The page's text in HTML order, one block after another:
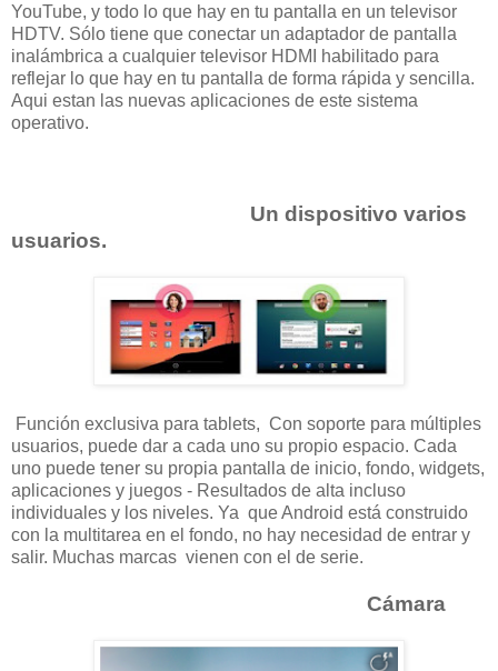
YouTube, y todo lo que hay en tu pantalla en un televisor
HDTV. Sólo tiene que conectar un adaptador de pantalla
inalámbrica a cualquier televisor HDMI habilitado para
reflejar lo que hay en tu pantalla de forma rápida y sencilla.
Aqui estan las nuevas aplicaciones de este sistema
operativo.
Un dispositivo varios
usuarios.
Función exclusiva para tablets, Con soporte para múltiples
usuarios, puede dar a cada uno su propio espacio. Cada
uno puede tener su propia pantalla de inicio, fondo, widgets,
aplicaciones y juegos - Resultados de alta incluso
individuales y los niveles. Ya que Android está construido
con la multitarea en el fondo, no hay necesidad de entrar y
salir. Muchas marcas vienen con el de serie.
Cámara